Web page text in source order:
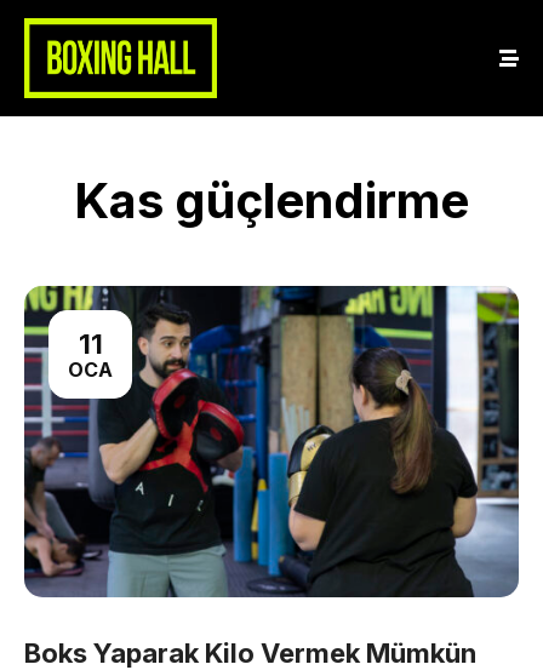
Kas güçlendirme
11
OCA
Boks Yaparak Kilo Vermek Mümkün
Home
About Us
Classes
Shop